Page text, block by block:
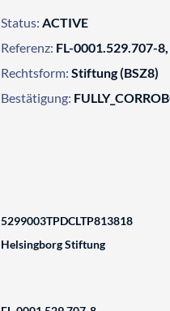
Status: ACTIVE
Referenz: FL-0001.529.707-
Rechtsform: Stiftung (BSZ8)
Bestätigung:
5299003TPDCLTP813818
Helsingborg Stiftung